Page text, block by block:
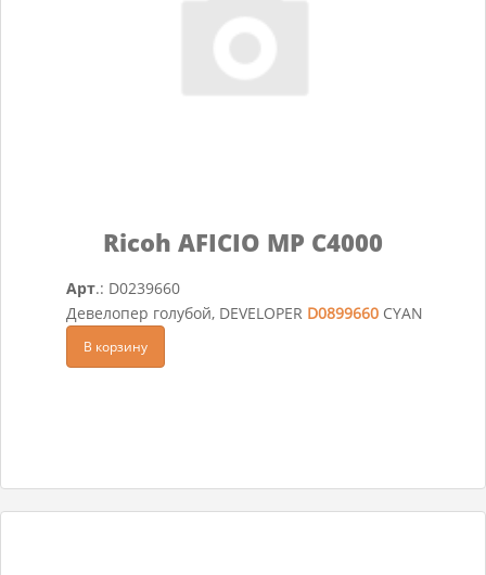
Ricoh AFICIO MP C4000
Арт.: D0239660
Девелопер голубой, DEVELOPER D0899660 CYAN
В корзину